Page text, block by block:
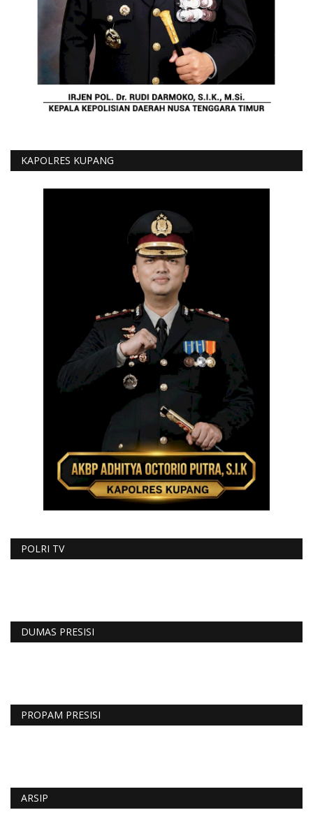
KAPOLRES KUPANG
POLRI TV
DUMAS PRESISI
PROPAM PRESISI
ARSIP